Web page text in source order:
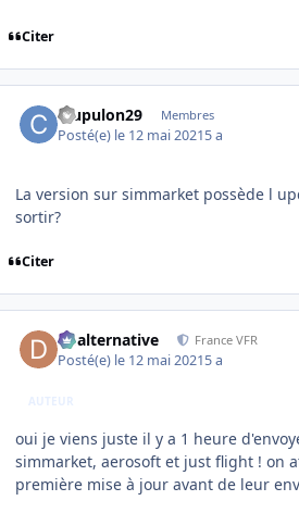
Citer
crupulon29 Membres
Posté(e) le 12 mai 20215 a
La version sur simmarket possède l
sortir?
Citer
dbalternative France VFR
Posté(e) le 12 mai 20215 a
AUTEUR
oui je viens juste il y a 1 heure
simmarket, aerosoft et just flight ! on
première mise à jour avant de leur